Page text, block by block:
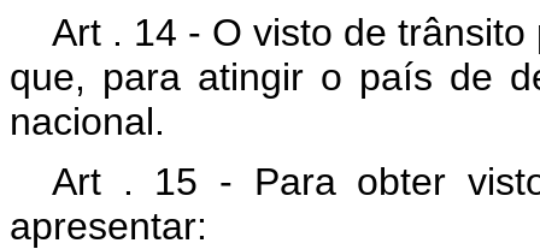
Art . 14 - O visto de
que, para atingir o país de
nacional.
Art . 15 - Para obter
apresentar: